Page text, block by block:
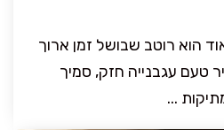
הוא רוטב שבושל זמן ארוך
טעם עגבנייה חזק, סמיך
...